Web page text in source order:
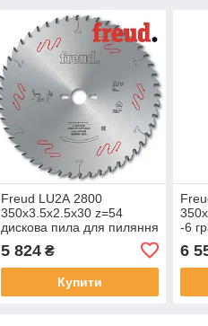
Freud LU2А 2800
350х3.5х2.5х30 z=54
дискова пила для пиляння
5 824₴
Купити
-6
6